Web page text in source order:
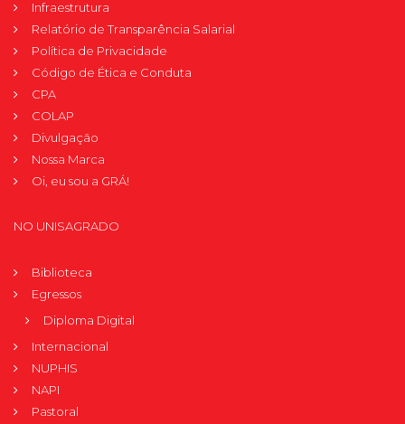
Infraestrutura
Relatório de Transparência Salarial
Política de Privacidade
Código de Ética e Conduta
CPA
COLAP
Divulgação
Nossa Marca
Oi, eu sou a GRÁ!
NO UNISAGRADO
Biblioteca
Egressos
Diploma Digital
Internacional
NUPHIS
NAPI
Pastoral